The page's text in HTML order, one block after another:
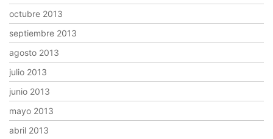
octubre 2013
septiembre 2013
agosto 2013
julio 2013
junio 2013
mayo 2013
abril 2013